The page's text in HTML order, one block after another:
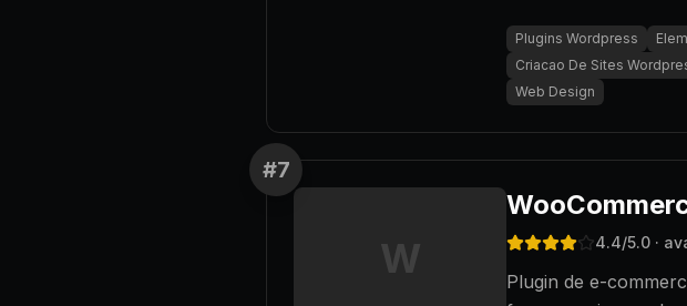
Plugins Wordpress
Criacao De Sites
Web Design
#7
W 4.4/5.0 ·
Plugin de e-